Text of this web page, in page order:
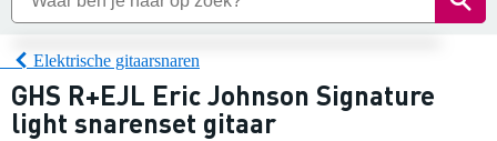
Elektrische gitaarsnaren
GHS R+EJL Eric Johnson Signature
light snarenset gitaar